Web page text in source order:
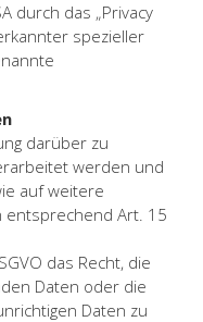
durch das „Privacy
spezieller
darüber zu
werden und
auf weitere
entsprechend Art. 15
das Recht, die
Daten oder die
Daten zu